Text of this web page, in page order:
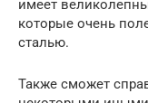
имеет
которые очень
сталью.
Также сможет